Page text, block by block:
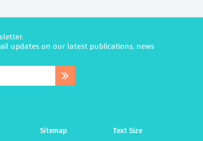
updates on our latest publications, news
Sitemap Text Size